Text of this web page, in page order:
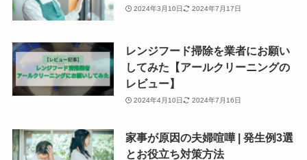
2024年3月10日 2024年7月17日
レンジフード掃除を業者にお願い
してみた【アールクリーニングの
レビュー】
2024年4月10日 2024年7月16日
家事が原因の夫婦喧嘩 | 発生例3選
とお役立ち対策方法